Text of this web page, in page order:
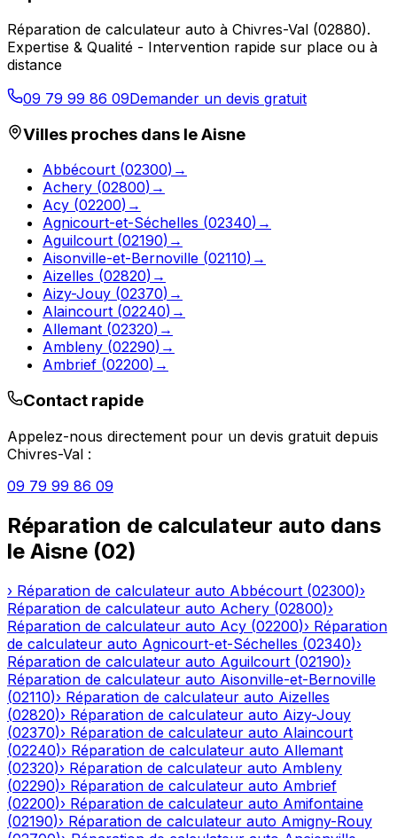
Réparation de calculateur auto à Chivres-Val (02880).
Expertise & Qualité - Intervention rapide sur place ou à
distance
09 79 99 86 09Demander un devis gratuit
Villes proches dans leAisne
Abbécourt (02300) →
Achery (02800) →
Acy (02200) →
Agnicourt-et-Séchelles (02340) →
Aguilcourt (02190) →
Aisonville-et-Bernoville (02110) →
Aizelles (02820) →
Aizy-Jouy (02370) →
Alaincourt (02240) →
Allemant (02320) →
Ambleny (02290) →
Ambrief (02200) →
Contact rapide
Appelez-nous directement pour un devis gratuit depuis
Chivres-Val :
09 79 99 86 09
Réparation de calculateur auto dans
le Aisne (02)
› Réparation de calculateur auto Abbécourt (02300)›
Réparation de calculateur auto Achery (02800)›
Réparation de calculateur auto Acy (02200)› Réparation
de calculateur auto Agnicourt-et-Séchelles (02340)›
Réparation de calculateur auto Aguilcourt (02190)›
Réparation de calculateur auto Aisonville-et-Bernoville
(02110)› Réparation de calculateur auto Aizelles
(02820)› Réparation de calculateur auto Aizy-Jouy
(02370)› Réparation de calculateur auto Alaincourt
(02240)› Réparation de calculateur auto Allemant
(02320)› Réparation de calculateur auto Ambleny
(02290)› Réparation de calculateur auto Ambrief
(02200)› Réparation de calculateur auto Amifontaine
(02190)› Réparation de calculateur auto Amigny-Rouy